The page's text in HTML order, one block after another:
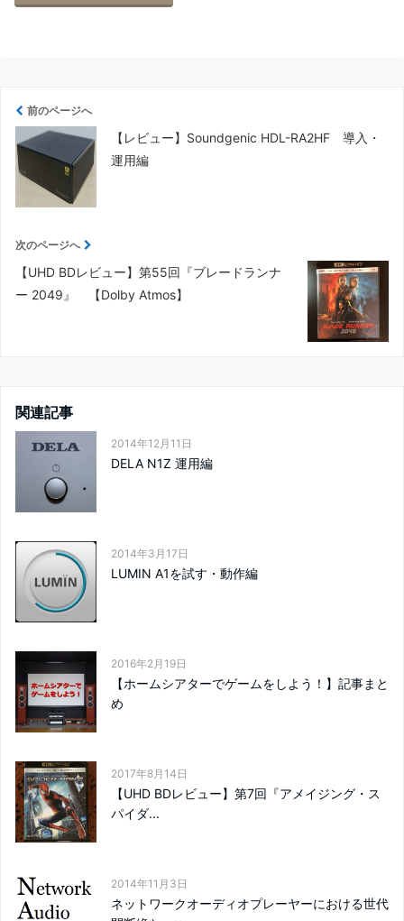
前のページへ
【レビュー】Soundgenic HDL-RA2HF 導入・
運用編
次のページへ
【UHD BDレビュー】第55回『ブレードランナ
ー 2049』 【Dolby Atmos】
関連記事
2014年12月11日
DELA N1Z 運用編
2014年3月17日
LUMIN A1を試す・動作編
2016年2月19日
【ホームシアターでゲームをしよう！】記事まと
め
2017年8月14日
【UHD BDレビュー】第7回『アメイジング・ス
パイダ...
2014年11月3日
ネットワークオーディオプレーヤーにおける世代